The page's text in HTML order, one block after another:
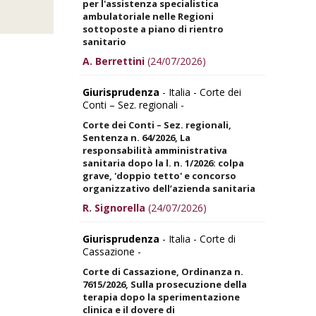
per l'assistenza specialistica
ambulatoriale nelle Regioni
sottoposte a piano di rientro
sanitario
A. Berrettini (24/07/2026)
Giurisprudenza - Italia - Corte dei
Conti – Sez. regionali -
Corte dei Conti – Sez. regionali,
Sentenza n. 64/2026, La
responsabilità amministrativa
sanitaria dopo la l. n. 1/2026: colpa
grave, 'doppio tetto' e concorso
organizzativo dell’azienda sanitaria
R. Signorella (24/07/2026)
Giurisprudenza - Italia - Corte di
Cassazione -
Corte di Cassazione, Ordinanza n.
7615/2026, Sulla prosecuzione della
terapia dopo la sperimentazione
clinica e il dovere di